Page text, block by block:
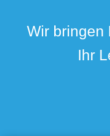
Wir bringen
Ihr